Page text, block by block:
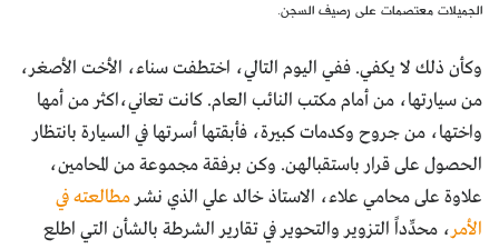
الجميلات معتصمات على رصيف السجن.
وكأن ذلك لا يكفي. ففي اليوم التالي، اختطفت سناء، الأخت الأصغر،
من سيارتها، من أمام مكتب النائب العام. كانت تعاني،اكثر من أمها
واختها، من جروح وكدمات كبيرة، فأبقتها أسرتها في السيارة بانتظار
الحصول على قرار باستقبالهن. وكن برفقة مجموعة من المحامين،
علاوة على محامي علاء، الاستاذ خالد علي الذي نشرمطالعته في
الأمر، محدِّداً التزوير والتحوير في تقارير الشرطة بالشأن التي اطلع